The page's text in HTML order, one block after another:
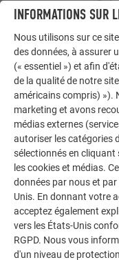
Aperçu du
e = b ou 2*h (selon
l’espacement
b = dimensions
INFORMATIONS SUR
Nous utilisons sur ce
des données, à assurer
(« essentiel ») et afin
de la qualité de notre
américains compris) »).
marketing et avons
médias externes
autoriser les catégories
sélectionnés en cliquant
les cookies et médias.
données par nous et
Unis. En donnant votre
acceptez également
vers les États-Unis
RGPD. Nous vous
d'un niveau de